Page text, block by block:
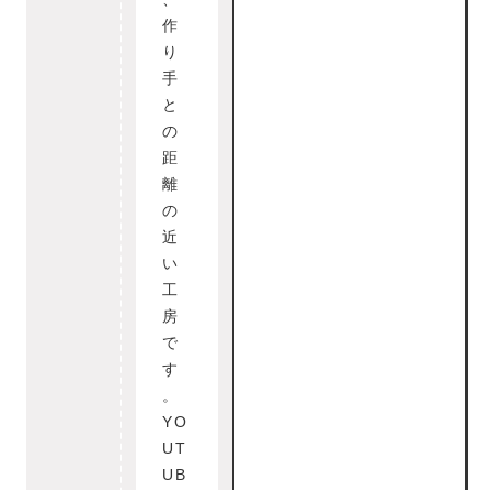
作
り
手
と
の
距
離
の
近
い
工
房
で
す
。
YO
UT
UB